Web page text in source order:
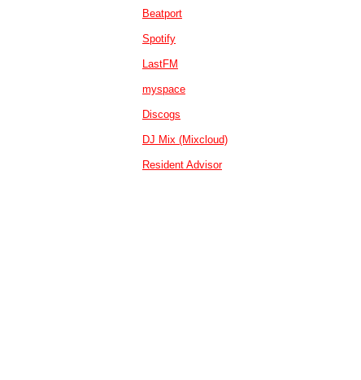
Beatport
Spotify
LastFM
myspace
Discogs
DJ Mix (Mixcloud)
Resident Advisor